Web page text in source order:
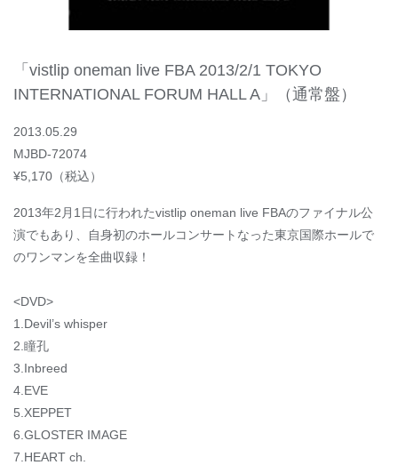
「vistlip oneman live FBA 2013/2/1 TOKYO
INTERNATIONAL FORUM HALL A」（通常盤）
2013.05.29
MJBD-72074
¥5,170（税込）
2013年2月1日に行われたvistlip oneman live FBAのファイナル公
演でもあり、自身初のホールコンサートなった東京国際ホールで
のワンマンを全曲収録！
<DVD>
1.Devil’s whisper
2.瞳孔
3.Inbreed
4.EVE
5.XEPPET
6.GLOSTER IMAGE
7.HEART ch.